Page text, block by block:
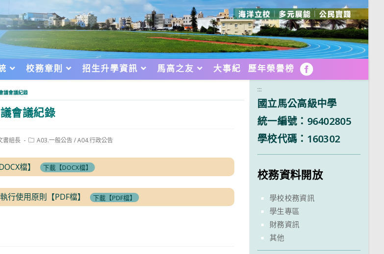
校務章則 招生升學資訊 馬高之友 大事紀 歷年榮譽榜 FB
議會議紀錄
會議紀錄
書組長
PostA03.一般公告/A04.行政公告
檔】 下載【DOCX檔】
行使用原則【PDF檔】 下載【PDF檔】
:::
國立馬公高級中學
統一編號：96402805
學校代碼：160302
校務資料開放
學校校務資訊
學生專區
財務資訊
其他